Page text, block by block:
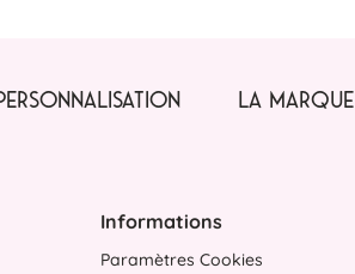
PERSONNALISATION LA MARQUE
Informations
Paramètres Cookies